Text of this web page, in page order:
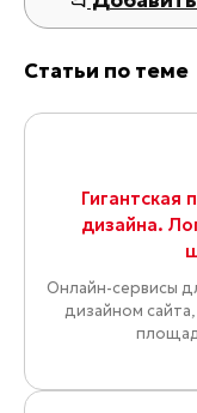
Статьи по теме
Гигантская
дизайна.
Онлайн-сервисы
дизайном